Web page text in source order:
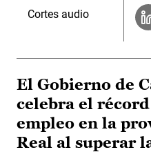
Cortes audio
El Gobierno de
celebra el
empleo en la
Real al superar